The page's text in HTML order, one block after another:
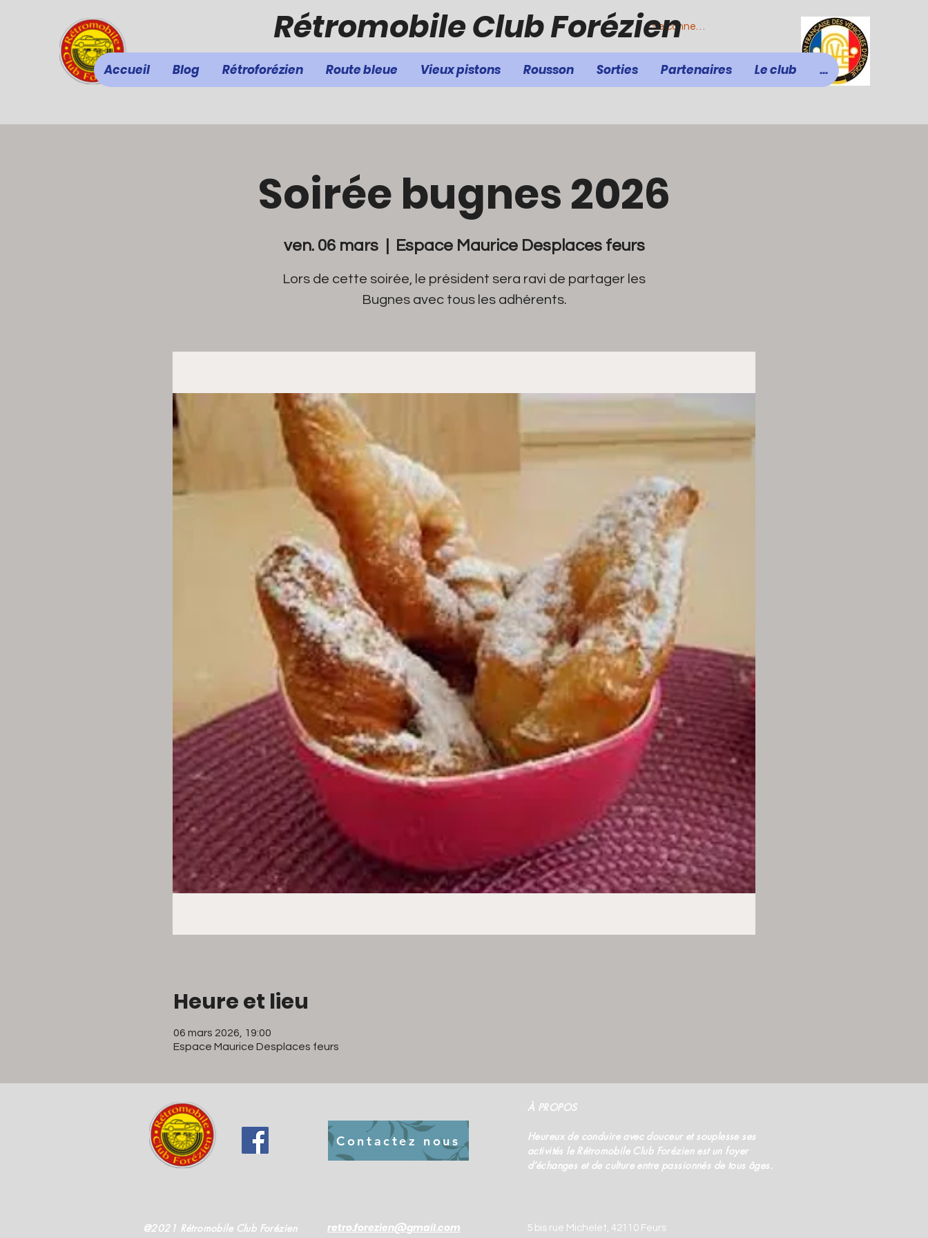
Se connecter
Accueil Blog Rétroforézien Route bleue Vieux pistons Rousson Sorties Partenaires Le club ...
Rétromobile Club Forézien
Soirée bugnes 2026
ven. 06 mars
  |
Espace Maurice Desplaces feurs
Lors de cette soirée, le président sera ravi de partager les
Bugnes avec tous les adhérents.
Heure et lieu
06 mars 2026, 19:00
Espace Maurice Desplaces feurs
Contactez nous
À PROPOS
Heureux de conduire avec douceur et souplesse ses
activités le Rétromobile Club Forézien est un foyer
d’échanges et de culture entre passionnés de tous âges.
@2021 Rétromobile Club Forézien retro.forezien@gmail.com 5 bis rue Michelet, 42110 Feurs